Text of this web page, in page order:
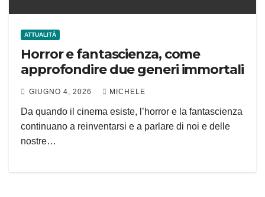
ATTUALITÀ
Horror e fantascienza, come
approfondire due generi immortali
GIUGNO 4, 2026 MICHELE
Da quando il cinema esiste, l’horror e la fantascienza
continuano a reinventarsi e a parlare di noi e delle
nostre…